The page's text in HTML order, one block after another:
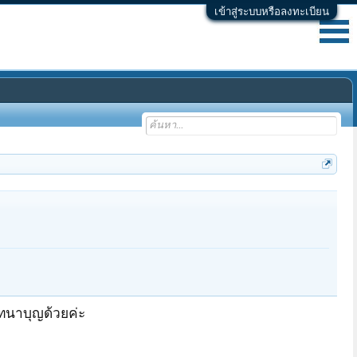
เข้าสู่ระบบหรือลงทะเบียน
นาบุญด้วยค่ะ